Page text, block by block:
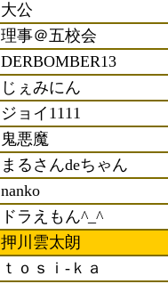
大公
理事＠五校会
DERBOMBER13
じぇみにん
ジョイ1111
鬼悪魔
まるさんdeちゃん
nanko
ドラえもん^_^
押川雲太朗
ｔｏｓｉ-ｋａ